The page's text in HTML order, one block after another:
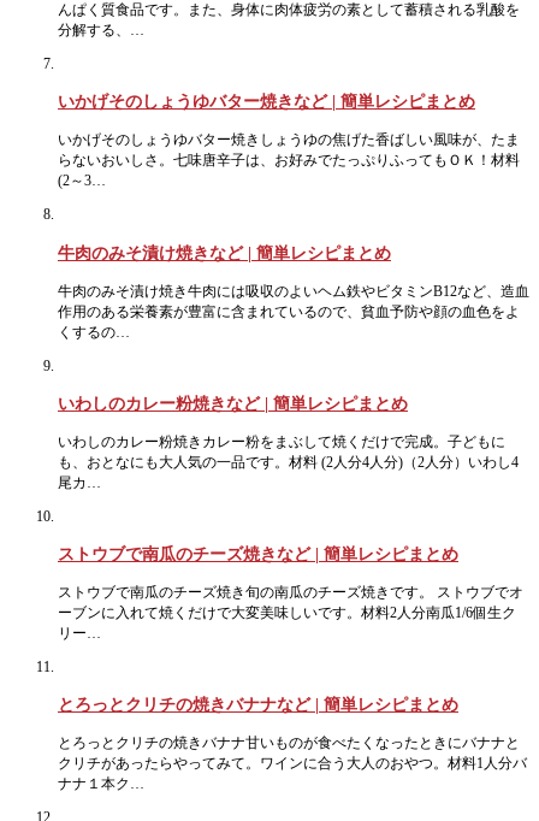
んぱく質食品です。また、身体に肉体疲労の素として蓄積される乳酸を
分解する、…
いかげそのしょうゆバター焼きなど | 簡単レシピまとめ
いかげそのしょうゆバター焼きしょうゆの焦げた香ばしい風味が、たま
らないおいしさ。七味唐辛子は、お好みでたっぷりふってもＯＫ！材料
(2～3…
牛肉のみそ漬け焼きなど | 簡単レシピまとめ
牛肉のみそ漬け焼き牛肉には吸収のよいヘム鉄やビタミンB12など、造血
作用のある栄養素が豊富に含まれているので、貧血予防や顔の血色をよ
くするの…
いわしのカレー粉焼きなど | 簡単レシピまとめ
いわしのカレー粉焼きカレー粉をまぶして焼くだけで完成。子どもに
も、おとなにも大人気の一品です。材料 (2人分4人分)（2人分）いわし4
尾カ…
ストウブで南瓜のチーズ焼きなど | 簡単レシピまとめ
ストウブで南瓜のチーズ焼き旬の南瓜のチーズ焼きです。 ストウブでオ
ーブンに入れて焼くだけで大変美味しいです。材料2人分南瓜1/6個生ク
リー…
とろっとクリチの焼きバナナなど | 簡単レシピまとめ
とろっとクリチの焼きバナナ甘いものが食べたくなったときにバナナと
クリチがあったらやってみて。ワインに合う大人のおやつ。材料1人分バ
ナナ１本ク…